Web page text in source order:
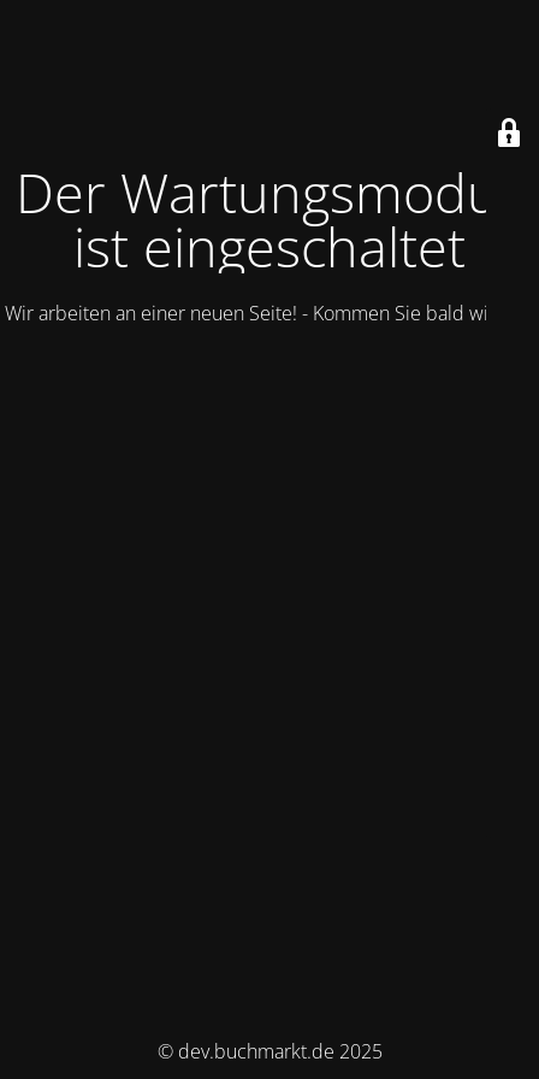
Der Wartungsmodus
ist eingeschaltet
Wir arbeiten an einer neuen Seite! - Kommen Sie bald wieder.
© dev.buchmarkt.de 2025